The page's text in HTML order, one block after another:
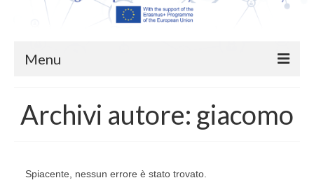
Menu
The BeSEC Project
Staff
Archivi autore: giacomo
Spiacente, nessun errore è stato trovato.